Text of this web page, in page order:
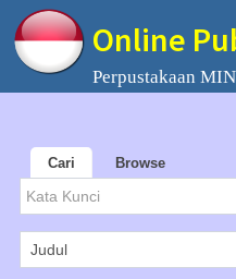
Online
Perpustakaan
Cari Browse